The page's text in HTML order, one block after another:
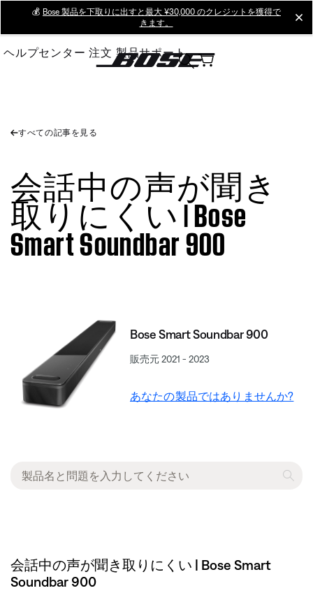
Main
💰 Bose 製品を下取りに出すと最大 ¥30,000 のクレジットを獲得で
きます。
ヘルプセンター 注文 製品サポート
すべての記事を見る
会話中の声が聞き
取りにくい | Bose
Smart Soundbar 900
Bose Smart Soundbar 900
販売元 2021 - 2023
あなたの製品ではありませんか?
会話中の声が聞き取りにくい | Bose Smart
Soundbar 900